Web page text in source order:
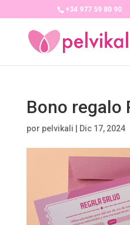
+34 977 59 80 90
Bono regalo
por pelvikali Dic 17, 2024